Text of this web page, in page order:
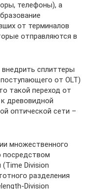
телефоны), а
от терминалов
отправляются в
сплиттеры
от OLT)
такой переход от
древовидной
оптической сети –
множественного
посредством
(Time Division
разделения
Division